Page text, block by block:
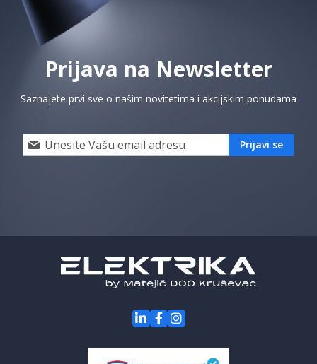
Prijava na Newsletter
Saznajete prvi sve o našim novitetima i akcijskim ponudama
Prijavi
se
akcije
Prijavi se